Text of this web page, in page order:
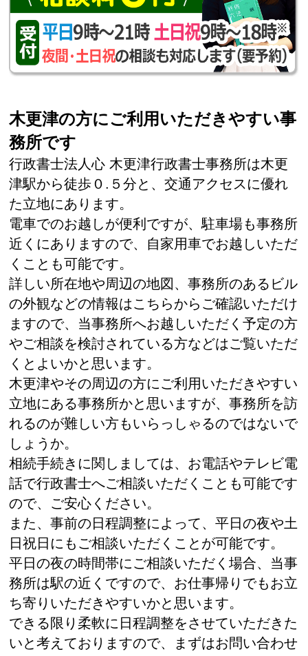
木更津の方にご利用いただきやすい事
務所です
行政書士法人心 木更津行政書士事務所は木更
津駅から徒歩０.５分と、交通アクセスに優れ
た立地にあります。
電車でのお越しが便利ですが、駐車場も事務所
近くにありますので、自家用車でお越しいただ
くことも可能です。
詳しい所在地や周辺の地図、事務所のあるビル
の外観などの情報はこちらからご確認いただけ
ますので、当事務所へお越しいただく予定の方
やご相談を検討されている方などはご覧いただ
くとよいかと思います。
木更津やその周辺の方にご利用いただきやすい
立地にある事務所かと思いますが、事務所を訪
れるのが難しい方もいらっしゃるのではないで
しょうか。
相続手続きに関しましては、お電話やテレビ電
話で行政書士へご相談いただくことも可能です
ので、ご安心ください。
また、事前の日程調整によって、平日の夜や土
日祝日にもご相談いただくことが可能です。
平日の夜の時間帯にご相談いただく場合、当事
務所は駅の近くですので、お仕事帰りでもお立
ち寄りいただきやすいかと思います。
できる限り柔軟に日程調整をさせていただきた
いと考えておりますので、まずはお問い合わせ